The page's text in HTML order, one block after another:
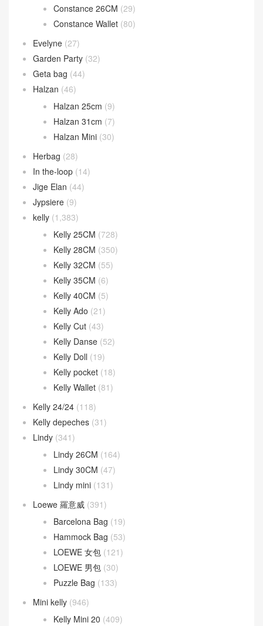
Constance 26CM (29)
Constance Wallet (80)
Evelyne (27)
Garden Party (32)
Geta bag (44)
Halzan (46)
Halzan 25cm (9)
Halzan 31cm (7)
Halzan Mini (30)
Herbag (28)
In the-loop (14)
Jige Elan (44)
Jypsiere (9)
kelly (1,383)
Kelly 25CM (728)
Kelly 28CM (350)
Kelly 32CM (55)
Kelly 35CM (6)
Kelly 40CM (5)
Kelly Ado (21)
Kelly Cut (43)
Kelly Danse (52)
Kelly Doll (19)
Kelly pocket (18)
Kelly Wallet (81)
Kelly 24/24 (118)
Kelly depeches (31)
Lindy (341)
Lindy 26CM (164)
Lindy 30CM (47)
Lindy mini (131)
Loewe 羅意威 (391)
Barcelona Bag (19)
Hammock Bag (53)
LOEWE 女包 (121)
LOEWE 男包 (30)
Puzzle Bag (133)
Mini kelly (946)
Kelly Mini 20 (409)